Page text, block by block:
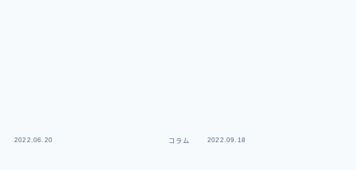
2022.06.20 コラム 2022.09.18